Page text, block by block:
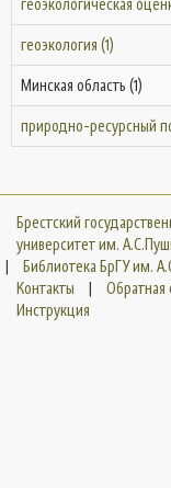
геоэкология (1)
Минская область (1)
природно-ресурсный
Брестский
университет им.
|
Библиотека БрГУ им.
Контакты
| Обратная
Инструкция